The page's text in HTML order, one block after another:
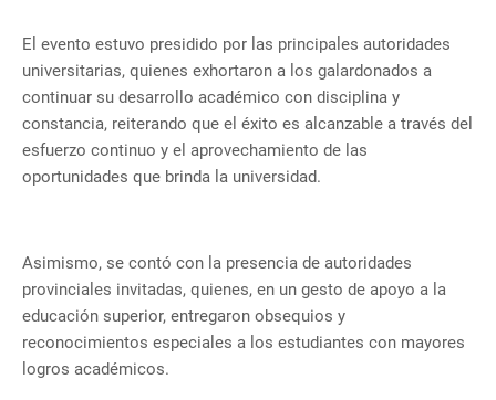
El evento estuvo presidido por las principales autoridades
universitarias, quienes exhortaron a los galardonados a
continuar su desarrollo académico con disciplina y
constancia, reiterando que el éxito es alcanzable a través del
esfuerzo continuo y el aprovechamiento de las
oportunidades que brinda la universidad.
Asimismo, se contó con la presencia de autoridades
provinciales invitadas, quienes, en un gesto de apoyo a la
educación superior, entregaron obsequios y
reconocimientos especiales a los estudiantes con mayores
logros académicos.